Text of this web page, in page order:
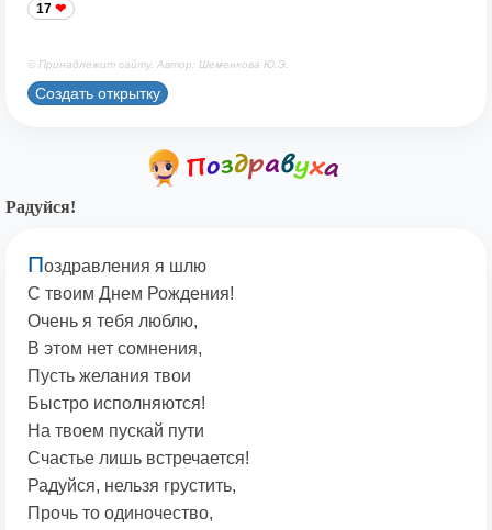
17
© Принадлежит сайту. Автор: Шеменкова Ю.Э.
Создать открытку
Радуйся!
Поздравления я шлю
С твоим Днем Рождения!
Очень я тебя люблю,
В этом нет сомнения,
Пусть желания твои
Быстро исполняются!
На твоем пускай пути
Счастье лишь встречается!
Радуйся, нельзя грустить,
Прочь то одиночество,